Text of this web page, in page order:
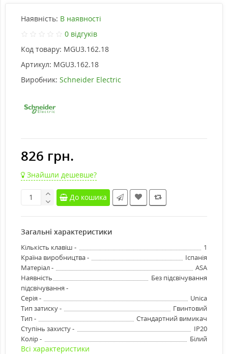
Наявність: В наявності
0 відгуків
Код товару: MGU3.162.18
Артикул: MGU3.162.18
Виробник: Schneider Electric
826 грн.
Знайшли дешевше?
До кошика
Загальні характеристики
Кількість клавіш -
1
Країна виробництва -
Іспанія
Матеріал -
ASA
Наявність
підсвічування -
Без підсвічування
Серія -
Unica
Тип затиску -
Гвинтовий
Тип -
Стандартний вимикач
Ступінь захисту -
IP20
Колір -
Білий
Всі характеристики